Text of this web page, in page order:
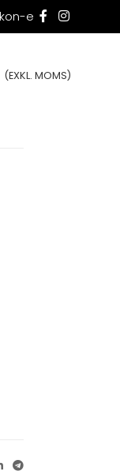
(EXKL. MOMS)